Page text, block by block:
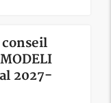
2027-